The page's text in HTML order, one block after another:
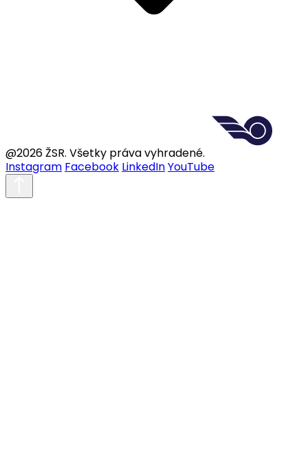
@2026 ŽSR. Všetky práva vyhradené.
Instagram Facebook LinkedInYouTube